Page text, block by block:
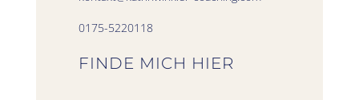
0175-5220118
FINDE MICH HIER